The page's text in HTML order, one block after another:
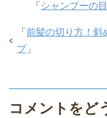
「 シャンプーの
「 前髪の切り方！斜
プ」
コメントをど